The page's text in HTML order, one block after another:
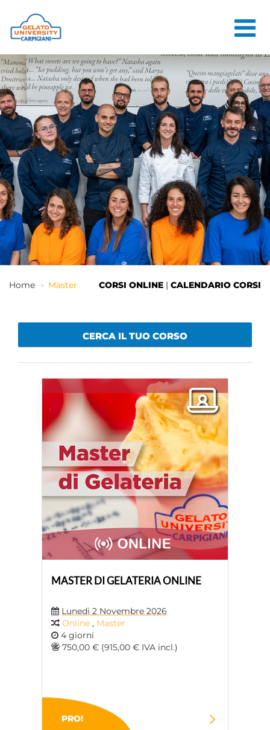
HOME
LA SCUOLA
CORSI ONLINE
CORSI
CONSULENZE
JOB CENTER
CONTATTI
ACCEDI
Home Master CORSI ONLINE | CALENDARIO CORSI
CERCA IL TUO CORSO
MASTER DI GELATERIA ONLINE
Lunedi 2 Novembre 2026
Online , Master
4 giorni
750,00 € (915,00 € IVA incl.)
PRO!